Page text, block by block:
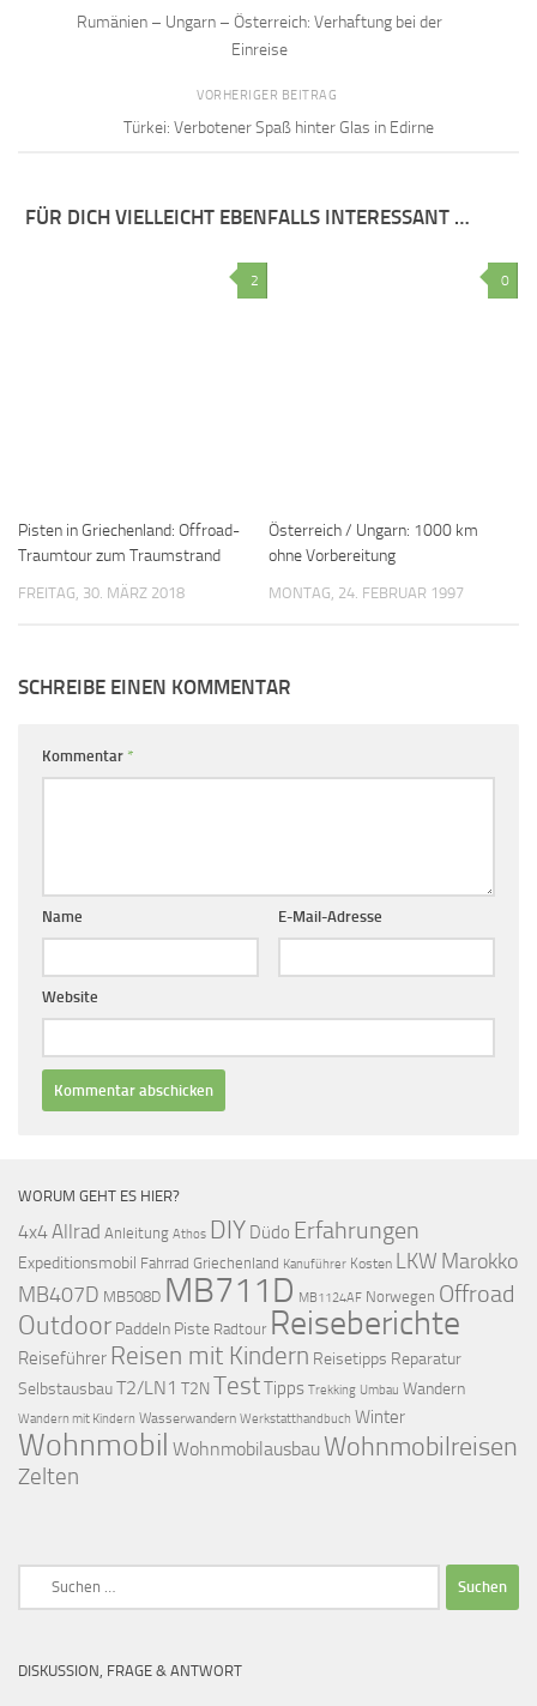
Rumänien – Ungarn – Österreich: Verhaftung bei der
Einreise
VORHERIGER BEITRAG
Türkei: Verbotener Spaß hinter Glas in Edirne
FÜR DICH VIELLEICHT EBENFALLS INTERESSANT …
2
Pisten in Griechenland: Offroad-
Traumtour zum Traumstrand
FREITAG, 30. MÄRZ 2018
0
Österreich / Ungarn: 1000 km
ohne Vorbereitung
MONTAG, 24. FEBRUAR 1997
SCHREIBE EINEN KOMMENTAR
Kommentar *
Name E-Mail-Adresse
Website
WORUM GEHT ES HIER?
4x4 Allrad Anleitung Athos DIY Düdo Erfahrungen
Expeditionsmobil Fahrrad Griechenland Kanuführer Kosten LKW Marokko
MB407D MB508D MB711D MB1124AF Norwegen Offroad
Outdoor Paddeln Piste Radtour Reiseberichte
Reiseführer Reisen mit Kindern Reisetipps Reparatur
SelbstausbauT2/LN1 T2N TestTipps Trekking Umbau Wandern
Wandern mit Kindern Wasserwandern Werkstatthandbuch Winter
Wohnmobil Wohnmobilausbau Wohnmobilreisen
Zelten
DISKUSSION, FRAGE & ANTWORT